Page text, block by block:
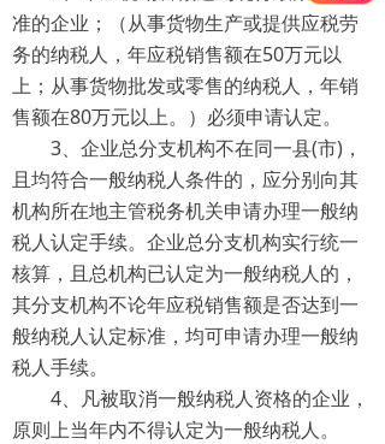
准的企业；（从事货物生产或提供应税劳
务的纳税人，年应税销售额在50万元以
上；从事货物批发或零售的纳税人，年销
售额在80万元以上。）必须申请认定。
3、企业总分支机构不在同一县(市)，
且均符合一般纳税人条件的，应分别向其
机构所在地主管税务机关申请办理一般纳
税人认定手续。企业总分支机构实行统一
核算，且总机构已认定为一般纳税人的，
其分支机构不论年应税销售额是否达到一
般纳税人认定标准，均可申请办理一般纳
税人手续。
4、凡被取消一般纳税人资格的企业，
原则上当年内不得认定为一般纳税人。